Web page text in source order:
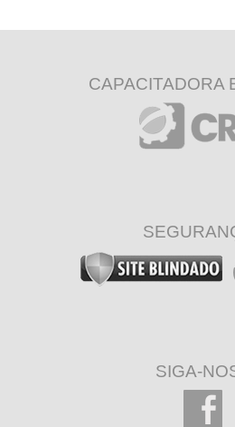
CAPACITADORA
SIGA-